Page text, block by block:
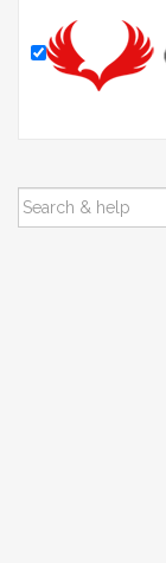
SEARCH
FOR: